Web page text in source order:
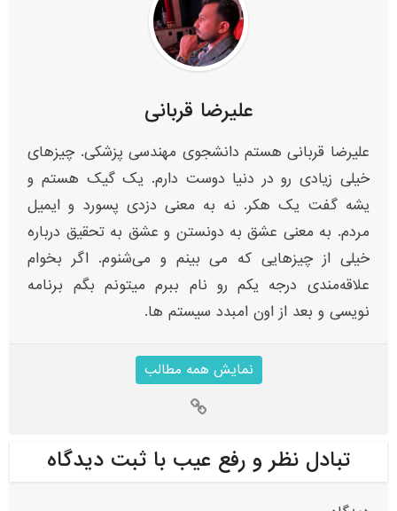
علیرضا قربانی
علیرضا قربانی هستم دانشجوی مهندسی پزشکی. چیزهای
خیلی زیادی رو در دنیا دوست دارم. یک گیک هستم و
یشه گفت یک هکر. نه به معنی دزدی پسورد و ایمیل
مردم. به معنی عشق به دونستن و عشق به تحقیق درباره
خیلی از چیزهایی که می بینم و می‌شنوم. اگر بخوام
علاقه‌مندی‌ درجه یکم رو نام ببرم میتونم بگم برنامه
نویسی و بعد از اون امبدد سیستم ها.
نمایش همه مطالب
تبادل نظر و رفع عیب با ثبت دیدگاه